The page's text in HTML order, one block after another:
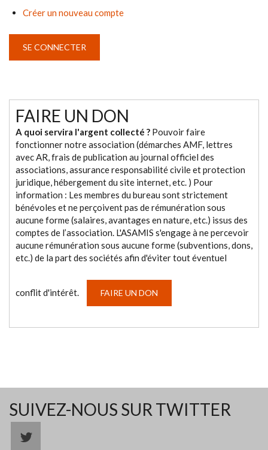
Créer un nouveau compte
FAIRE UN DON
A quoi servira l'argent collecté ? Pouvoir faire
fonctionner notre association (démarches AMF, lettres
avec AR, frais de publication au journal officiel des
associations, assurance responsabilité civile et protection
juridique, hébergement du site internet, etc. ) Pour
information : Les membres du bureau sont strictement
bénévoles et ne perçoivent pas de rémunération sous
aucune forme (salaires, avantages en nature, etc.) issus des
comptes de l’association. L'ASAMIS s'engage à ne percevoir
aucune rémunération sous aucune forme (subventions, dons,
etc.) de la part des sociétés afin d'éviter tout éventuel
conflit d'intérêt. FAIRE UN DON
SUIVEZ-NOUS SUR TWITTER